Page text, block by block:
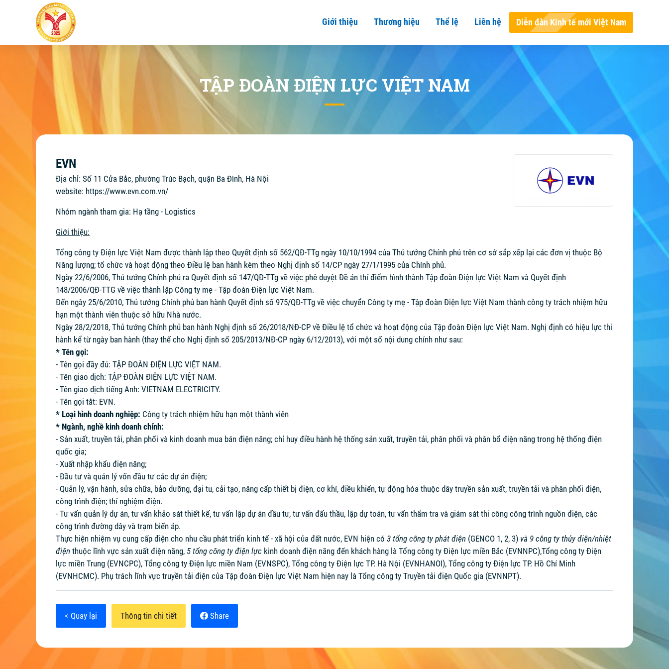
Giới thiệu Thương hiệu Thể lệ Liên hệ Diễn đàn Kinh tế mới Việt Nam
TẬP ĐOÀN ĐIỆN LỰC VIỆT NAM
EVN
Địa chỉ: Số 11 Cửa Bắc, phường Trúc Bạch, quận Ba Đình, Hà Nội
website: https://www.evn.com.vn/
Nhóm ngành tham gia: Hạ tầng - Logistics
Giới thiệu:
Tổng công ty Điện lực Việt Nam được thành lập theo Quyết định số 562/QĐ-TTg ngày 10/10/1994 của Thủ tướng Chính phủ trên cơ sở sắp xếp lại các đơn vị thuộc Bộ
Năng lượng; tổ chức và hoạt động theo Điều lệ ban hành kèm theo Nghị định số 14/CP ngày 27/1/1995 của Chính phủ.
Ngày 22/6/2006, Thủ tướng Chính phủ ra Quyết định số 147/QĐ-TTg về việc phê duyệt Đề án thí điểm hình thành Tập đoàn Điện lực Việt Nam và Quyết định
148/2006/QĐ-TTG về việc thành lập Công ty mẹ - Tập đoàn Điện lực Việt Nam.
Đến ngày 25/6/2010, Thủ tướng Chính phủ ban hành Quyết định số 975/QĐ-TTg về việc chuyển Công ty mẹ - Tập đoàn Điện lực Việt Nam thành công ty trách nhiệm hữu
hạn một thành viên thuộc sở hữu Nhà nước.
Ngày 28/2/2018, Thủ tướng Chính phủ ban hành Nghị định số 26/2018/NĐ-CP về Điều lệ tổ chức và hoạt động của Tập đoàn Điện lực Việt Nam. Nghị định có hiệu lực thi
hành kể từ ngày ban hành (thay thế cho Nghị định số 205/2013/NĐ-CP ngày 6/12/2013), với một số nội dung chính như sau:
* Tên gọi:
- Tên gọi đầy đủ: TẬP ĐOÀN ĐIỆN LỰC VIỆT NAM.
- Tên giao dịch: TẬP ĐOÀN ĐIỆN LỰC VIỆT NAM.
- Tên giao dịch tiếng Anh: VIETNAM ELECTRICITY.
- Tên gọi tắt: EVN.
* Loại hình doanh nghiệp: Công ty trách nhiệm hữu hạn một thành viên
* Ngành, nghề kinh doanh chính:
- Sản xuất, truyền tải, phân phối và kinh doanh mua bán điện năng; chỉ huy điều hành hệ thống sản xuất, truyền tải, phân phối và phân bổ điện năng trong hệ thống điện
quốc gia;
- Xuất nhập khẩu điện năng;
- Đầu tư và quản lý vốn đầu tư các dự án điện;
- Quản lý, vận hành, sửa chữa, bảo dưỡng, đại tu, cải tạo, nâng cấp thiết bị điện, cơ khí, điều khiển, tự động hóa thuộc dây truyền sản xuất, truyền tải và phân phối điện,
công trình điện; thí nghiệm điện.
- Tư vấn quản lý dự án, tư vấn khảo sát thiết kế, tư vấn lập dự án đầu tư, tư vấn đấu thầu, lập dự toán, tư vấn thẩm tra và giám sát thi công công trình nguồn điện, các
công trình đường dây và trạm biến áp.
Thực hiện nhiệm vụ cung cấp điện cho nhu cầu phát triển kinh tế - xã hội của đất nước, EVN hiện có 3 tổng công ty phát điện (GENCO 1, 2, 3) và 9 công ty thủy điện/nhiệt
điện thuộc lĩnh vực sản xuất điện năng, 5 tổng công ty điện lực kinh doanh điện năng đến khách hàng là Tổng công ty Điện lực miền Bắc (EVNNPC),Tổng công ty Điện
lực miền Trung (EVNCPC), Tổng công ty Điện lực miền Nam (EVNSPC), Tổng công ty Điện lực TP. Hà Nội (EVNHANOI), Tổng công ty Điện lực TP. Hồ Chí Minh
(EVNHCMC). Phụ trách lĩnh vực truyền tải điện của Tập đoàn Điện lực Việt Nam hiện nay là Tổng công ty Truyền tải điện Quốc gia (EVNNPT).
< Quay lại Thông tin chi tiết Share